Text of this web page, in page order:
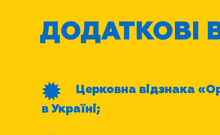
ДОДАТКОВІ
Церковна відзнака
в Україні;